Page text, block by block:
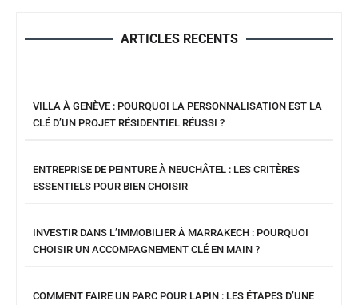
ARTICLES RECENTS
VILLA À GENÈVE : POURQUOI LA PERSONNALISATION EST LA
CLÉ D’UN PROJET RÉSIDENTIEL RÉUSSI ?
ENTREPRISE DE PEINTURE À NEUCHÂTEL : LES CRITÈRES
ESSENTIELS POUR BIEN CHOISIR
INVESTIR DANS L’IMMOBILIER À MARRAKECH : POURQUOI
CHOISIR UN ACCOMPAGNEMENT CLÉ EN MAIN ?
COMMENT FAIRE UN PARC POUR LAPIN : LES ÉTAPES D’UNE